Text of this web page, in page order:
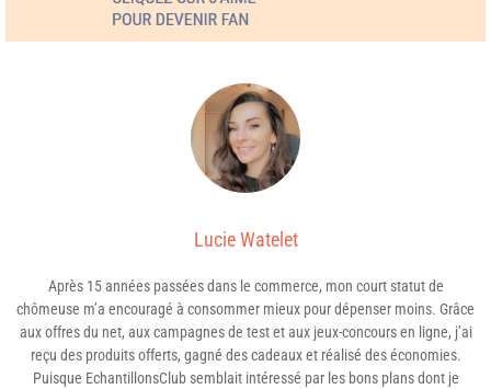
Lucie Watelet
Après 15 années passées dans le commerce, mon court statut de
chômeuse m’a encouragé à consommer mieux pour dépenser moins. Grâce
aux offres du net, aux campagnes de test et aux jeux-concours en ligne, j’ai
reçu des produits offerts, gagné des cadeaux et réalisé des économies.
Puisque EchantillonsClub semblait intéressé par les bons plans dont je